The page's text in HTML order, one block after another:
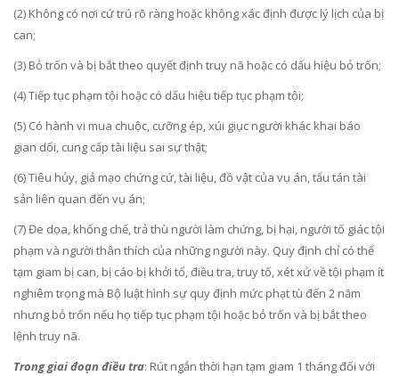
(2) Không có nơi cứ trú rõ ràng hoặc không xác định được lý lịch của bị
can;
(3) Bỏ trốn và bị bắt theo quyết định truy nã hoặc có dấu hiệu bỏ trốn;
(4) Tiếp tục phạm tội hoặc có dấu hiệu tiếp tục phạm tội;
(5) Có hành vi mua chuộc, cưỡng ép, xúi giục người khác khai báo
gian dối, cung cấp tài liệu sai sự thật;
(6) Tiêu hủy, giả mạo chứng cứ, tài liệu, đồ vật của vụ án, tẩu tán tài
sản liên quan đến vụ án;
(7) Đe dọa, khống chế, trả thù người làm chứng, bị hại, người tố giác tội
phạm và người thân thích của những người này. Quy định chỉ có thể
tạm giam bị can, bị cáo bị khởi tố, điều tra, truy tố, xét xử về tội phạm ít
nghiêm trọng mà Bộ luật hình sự quy định mức phạt tù đến 2 năm
nhưng bỏ trốn nếu họ tiếp tục phạm tội hoặc bỏ trốn và bị bắt theo
lệnh truy nã.
Trong giai đoạn điều tra: Rút ngắn thời hạn tạm giam 1 tháng đối với